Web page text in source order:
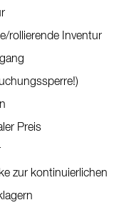
rollierende Inventur
Preis
zur kontinuierlichen